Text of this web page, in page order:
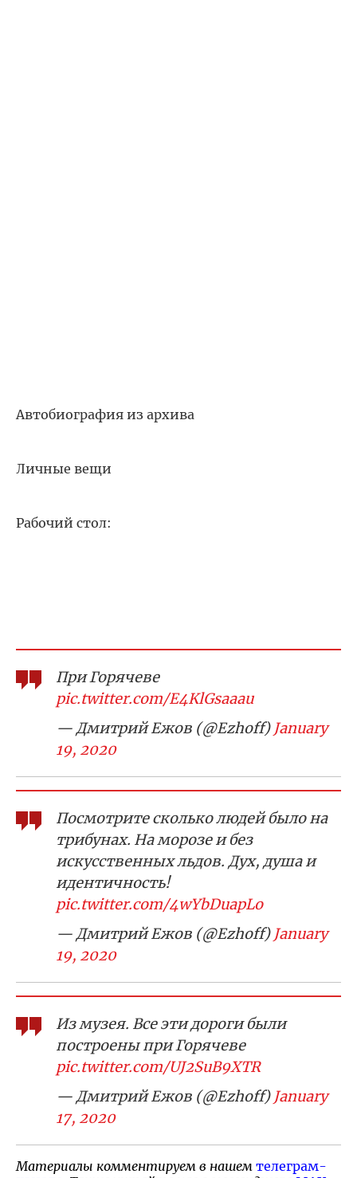
Автобиография из архива
Личные вещи
Рабочий стол:
При Горячеве
pic.twitter.com/E4KlGsaaau
— Дмитрий Ежов (@Ezhoff) January
19, 2020
Посмотрите сколько людей было на
трибунах. На морозе и без
искусственных льдов. Дух, душа и
идентичность!
pic.twitter.com/4wYbDuapLo
— Дмитрий Ежов (@Ezhoff) January
19, 2020
Из музея. Все эти дороги были
построены при Горячеве
pic.twitter.com/UJ2SuB9XTR
— Дмитрий Ежов (@Ezhoff) January
17, 2020
Материалы комментируем в нашем телеграм-